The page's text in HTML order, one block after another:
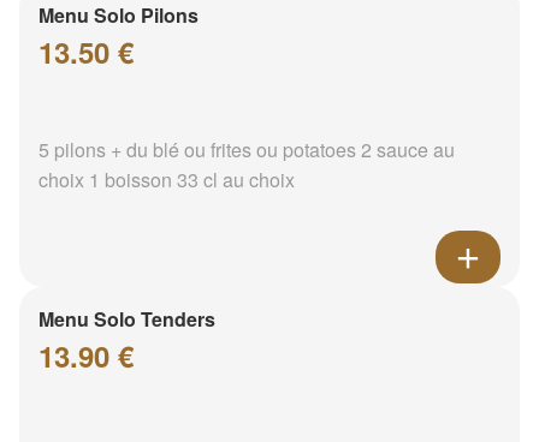
Menu Solo Pilons
13.50 €
5 pilons + du blé ou frites ou potatoes 2 sauce au
choix 1 boisson 33 cl au choix
Menu Solo Tenders
13.90 €